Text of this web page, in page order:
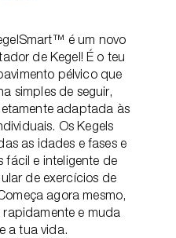
é um novo
de Kegel! É o teu
pélvico que
simples de seguir,
adaptada às
Os Kegels
as idades e fases e
fácil e inteligente de
de exercícios de
agora mesmo,
e muda
a tua vida.